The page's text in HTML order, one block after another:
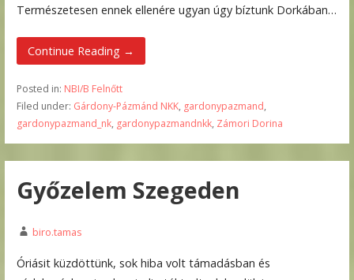
Természetesen ennek ellenére ugyan úgy bíztunk Dorkában…
Continue Reading →
Posted in: NBI/B Felnőtt
Filed under: Gárdony-Pázmánd NKK, gardonypazmand,
gardonypazmand_nk, gardonypazmandnkk, Zámori Dorina
Győzelem Szegeden
biro.tamas
Óriásit küzdöttünk, sok hiba volt támadásban és